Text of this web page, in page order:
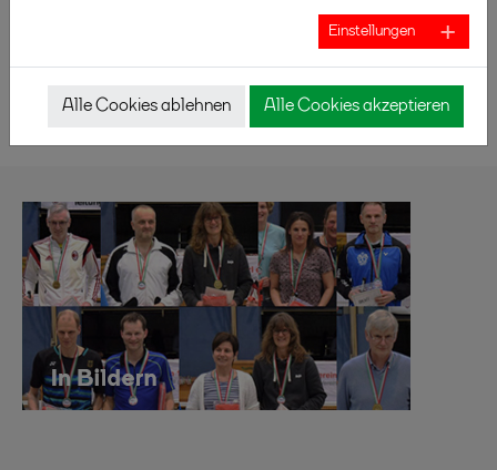
Einstellungen
Alle Cookies ablehnen Alle Cookies akzeptieren